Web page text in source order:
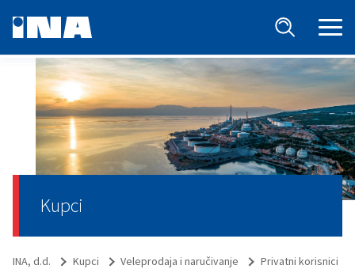
Kupci
INA, d.d. Kupci Veleprodaja i naručivanje
Privatni korisnici